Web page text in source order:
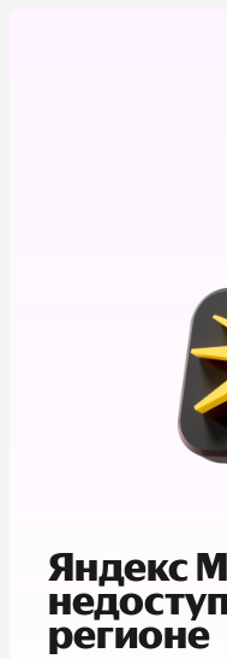
Яндекс
регионе